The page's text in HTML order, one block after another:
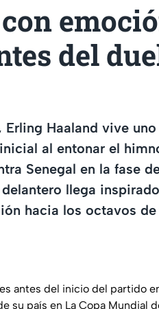
del
Haaland vive
al entonar el
Senegal en la fase
llega
hacia los octavos de
antes del inicio del partido
su país en La Copa Mundial